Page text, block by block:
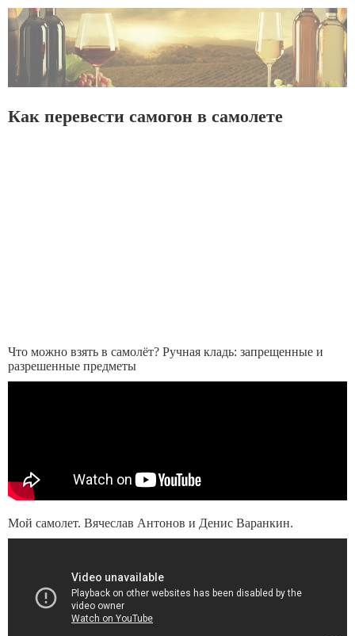
Как перевести самогон в самолете
Что можно взять в самолёт? Ручная кладь: запрещенные и
разрешенные предметы
Мой самолет. Вячеслав Антонов и Денис Варанкин.